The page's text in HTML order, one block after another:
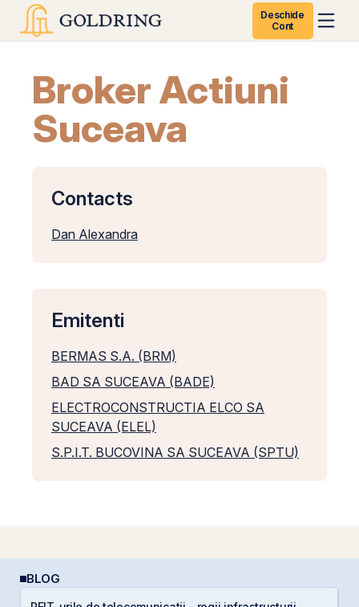
Deschide
Cont
Broker Actiuni
Suceava
Contacts
Dan Alexandra
Emitenti
BERMAS S.A. (BRM)
BAD SA SUCEAVA (BADE)
ELECTROCONSTRUCTIA ELCO SA
SUCEAVA (ELEL)
S.P.I.T. BUCOVINA SA SUCEAVA (SPTU)
BLOG